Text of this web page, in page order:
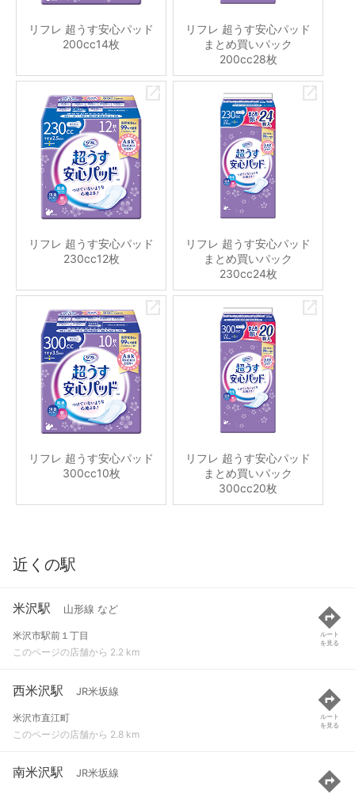
リフレ 超うす安心パッド
200cc14枚
リフレ 超うす安心パッド
まとめ買いパック
200cc28枚
リフレ 超うす安心パッド
230cc12枚
リフレ 超うす安心パッド
まとめ買いパック
230cc24枚
リフレ 超うす安心パッド
300cc10枚
リフレ 超うす安心パッド
まとめ買いパック
300cc20枚
近くの駅
米沢駅 山形線 など
米沢市駅前１丁目
このページの店舗から 2.2 km
ルート
を見る
西米沢駅 JR米坂線
米沢市直江町
このページの店舗から 2.8 km
ルート
を見る
南米沢駅 JR米坂線